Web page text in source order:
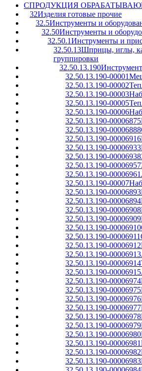
CПРОДУКЦИЯ
32Изделия готовые прочие
32.5Инструменты и
32.50Инструменты и
32.50.1Инструменты и
32.50.13Шприцы, иглы,
группировки
32.50.13.190
32.50.13.190-00001
32.50.13.190-00002
32.50.13.190-00003
32.50.13.190-00005
32.50.13.190-00006
32.50.13.190-00006875
32.50.13.190-00006888
32.50.13.190-00006916
32.50.13.190-00006933
32.50.13.190-00006938
32.50.13.190-00006957
32.50.13.190-00006961
32.50.13.190-00007
32.50.13.190-00006893
32.50.13.190-00006894
32.50.13.190-00006908
32.50.13.190-00006909
32.50.13.190-00006910
32.50.13.190-00006911
32.50.13.190-00006912
32.50.13.190-00006913
32.50.13.190-00006914
32.50.13.190-00006915
32.50.13.190-00006974
32.50.13.190-00006975
32.50.13.190-00006976
32.50.13.190-00006977
32.50.13.190-00006978
32.50.13.190-00006979
32.50.13.190-00006980
32.50.13.190-00006981
32.50.13.190-00006982
32.50.13.190-00006983